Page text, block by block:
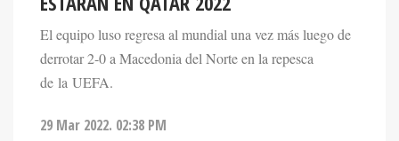
El equipo luso regresa al mundial una vez más luego de
derrotar 2-0 a Macedonia del Norte en la repesca
de la UEFA.
29 Mar 2022. 02:38 PM